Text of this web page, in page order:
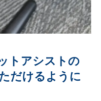
トアシストの
だけるように